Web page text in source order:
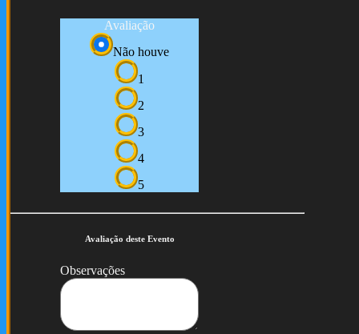
Avaliação
Não houve
1
2
3
4
5
Avaliação deste Evento
Observações